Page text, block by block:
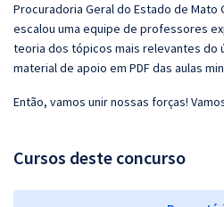
Procuradoria Geral do Estado de Mato
escalou uma equipe de professores
teoria dos tópicos mais relevantes do
material de apoio em PDF das aulas
Então, vamos unir nossas forças!
Cursos deste concurso